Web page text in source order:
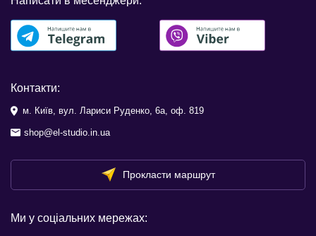
Контакти:
м. Київ, вул. Лариси Руденко, 6а, оф. 819
shop@el-studio.in.ua
Прокласти маршрут
Ми у соціальних мережах: